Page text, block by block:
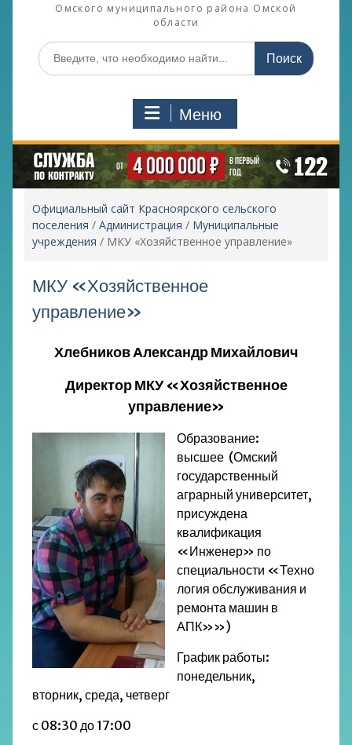
Омского муниципального района Омской
области
Поиск
по:
Меню
Официальный сайт Красноярского сельского
поселения / Администрация / Муниципальные
учреждения / МКУ «Хозяйственное управление»
МКУ «Хозяйственное
управление»
Хлебников Александр Михайлович
Директор МКУ «Хозяйственное
управление»
Образование:
высшее (Омский
государственный
аграрный университет,
присуждена
квалификация
«Инженер» по
специальности «Техно
логия обслуживания и
ремонта машин в
АПК»»)
График работы:
понедельник,
вторник, среда, четверг
с 08:30 до 17:00